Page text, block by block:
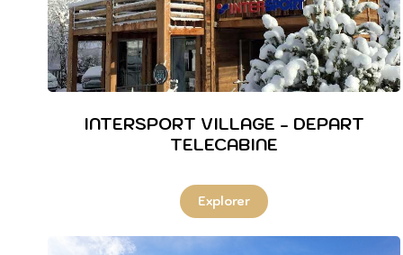
INTERSPORT VILLAGE - DEPART
TELECABINE